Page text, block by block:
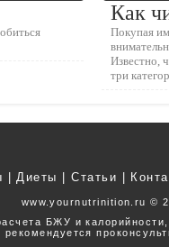
Как
Покупая
Известно,
три
|Диеты |Статьи
www.yournutrinition.ru ©
БЖУ и